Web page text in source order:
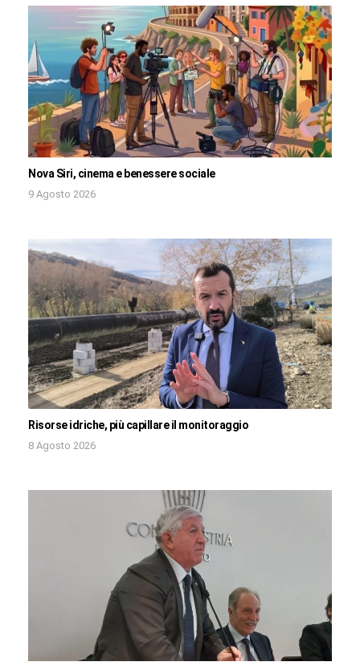
Nova Siri, cinema e benessere sociale
9 Agosto 2026
Risorse idriche, più capillare il monitoraggio
8 Agosto 2026